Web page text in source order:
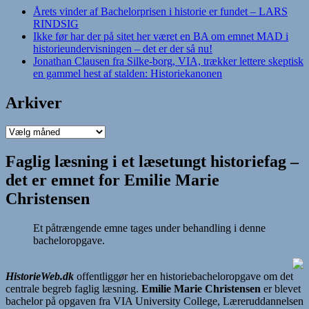
Årets vinder af Bachelorprisen i historie er fundet – LARS
RINDSIG
Ikke før har der på sitet her været en BA om emnet MAD i
historieundervisningen – det er der så nu!
Jonathan Clausen fra Silke-borg, VIA, trækker lettere skeptisk
en gammel hest af stalden: Historiekanonen
Arkiver
Arkiver
Faglig læsning i et læsetungt historiefag –
det er emnet for Emilie Marie
Christensen
Et påtrængende emne tages under behandling i denne
bacheloropgave.
HistorieWeb.dk offentliggør her en historiebacheloropgave om det
centrale begreb faglig læsning. Emilie Marie Christensen er blevet
bachelor på opgaven fra VIA University College, Læreruddannelsen